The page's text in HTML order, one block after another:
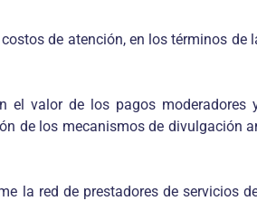
de atención, en los términos de
valor de los pagos moderadores
de los mecanismos de divulgación
la red de prestadores de servicios